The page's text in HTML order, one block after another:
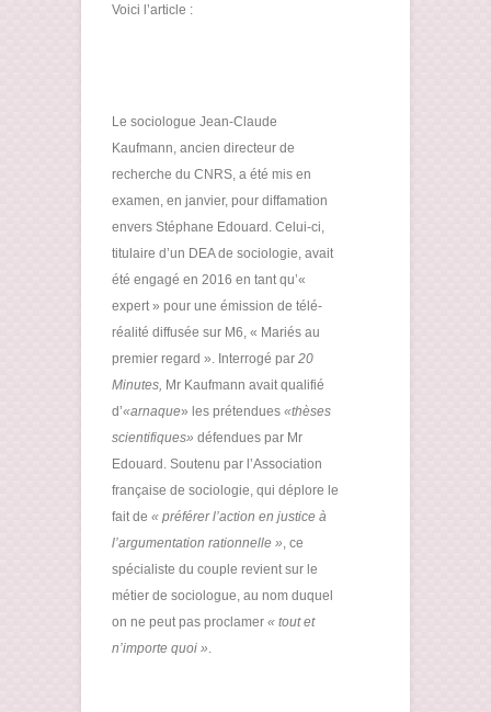
Voici l’article :
Le sociologue Jean-Claude
Kaufmann, ancien directeur de
recherche du CNRS, a été mis en
examen, en janvier, pour diffamation
envers Stéphane Edouard. Celui-ci,
titulaire d’un DEA de sociologie, avait
été engagé en 2016 en tant qu’«
expert » pour une émission de télé-
réalité diffusée sur M6, « Mariés au
premier regard ». Interrogé par 20
Minutes, Mr Kaufmann avait qualifié
d’«arnaque» les prétendues «thèses
scientifiques» défendues par Mr
Edouard. Soutenu par l’Association
française de sociologie, qui déplore le
fait de « préférer l’action en justice à
l’argumentation rationnelle », ce
spécialiste du couple revient sur le
métier de sociologue, au nom duquel
on ne peut pas proclamer « tout et
n’importe quoi ».